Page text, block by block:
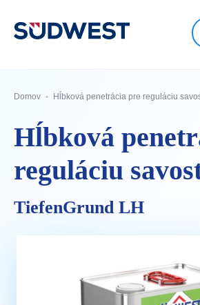
Domov Hĺbková penetrácia pre reguláciu
Hĺbková
reguláciu
TiefenGrund LH